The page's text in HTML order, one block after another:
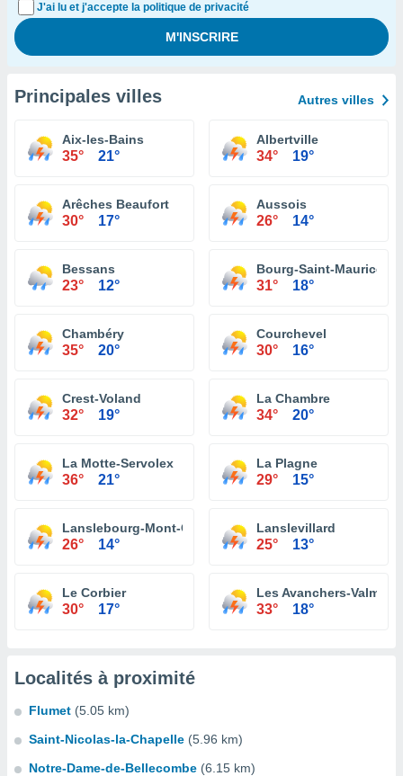
J'ai lu et j'accepte la politique de privacité
Principales villes Autres villes
Aix-les-Bains
35° 21°
Albertville
34° 19°
Arêches Beaufort
30° 17°
Aussois
26° 14°
Bessans
23° 12°
Bourg-Saint-Maurice
31° 18°
Chambéry
35° 20°
Courchevel
30° 16°
Crest-Voland
32° 19°
La Chambre
34° 20°
La Motte-Servolex
36° 21°
La Plagne
29° 15°
Lanslebourg-Mont-Cenis
26° 14°
Lanslevillard
25° 13°
Le Corbier
30° 17°
Les Avanchers-Valmorel
33° 18°
Localités à proximité
Flumet (5.05 km)
Saint-Nicolas-la-Chapelle (5.96 km)
Notre-Dame-de-Bellecombe (6.15 km)